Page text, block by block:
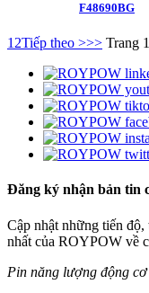
F48690BG
1 2Tiếp theo >>> Trang
Đăng ký nhận bản tin
Cập nhật những tiến
nhất của ROYPOW về
Pin năng lượng động cơ